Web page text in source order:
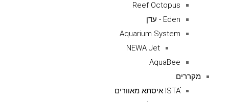
Reef Octopus
Eden - עדן
Aquarium System
NEWA Jet
AquaBee
מקררים
ISTAׁׂ איסתא מאוורים